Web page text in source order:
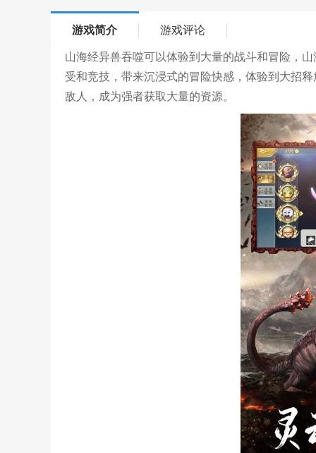
游戏简介 游戏评论
山海经异兽吞噬可以体验到大量的战斗和冒险，
受和竞技，带来沉浸式的冒险快感，体验到大招
敌人，成为强者获取大量的资源。